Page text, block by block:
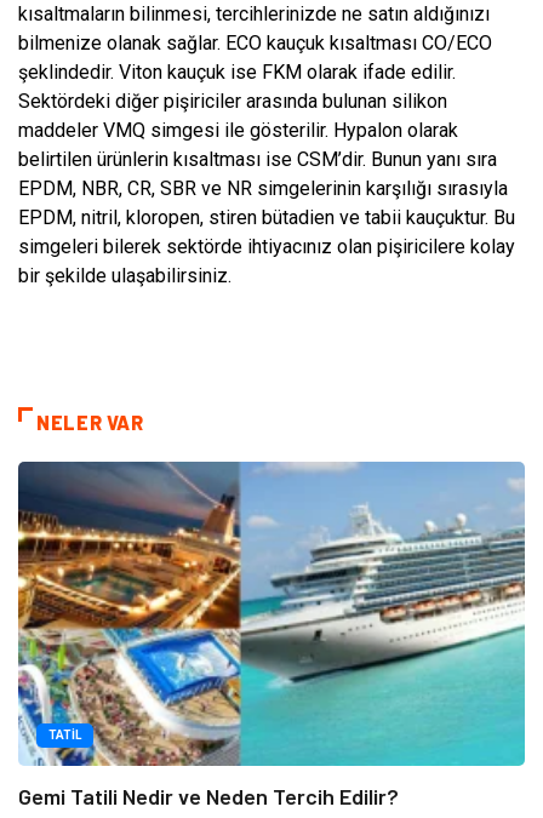
kısaltmaların bilinmesi, tercihlerinizde ne satın aldığınızı
bilmenize olanak sağlar. ECO kauçuk kısaltması CO/ECO
şeklindedir. Viton kauçuk ise FKM olarak ifade edilir.
Sektördeki diğer pişiriciler arasında bulunan silikon
maddeler VMQ simgesi ile gösterilir. Hypalon olarak
belirtilen ürünlerin kısaltması ise CSM’dir. Bunun yanı sıra
EPDM, NBR, CR, SBR ve NR simgelerinin karşılığı sırasıyla
EPDM, nitril, kloropen, stiren bütadien ve tabii kauçuktur. Bu
simgeleri bilerek sektörde ihtiyacınız olan pişiricilere kolay
bir şekilde ulaşabilirsiniz.
NELER VAR
TATIL
Gemi Tatili Nedir ve Neden Tercih Edilir?